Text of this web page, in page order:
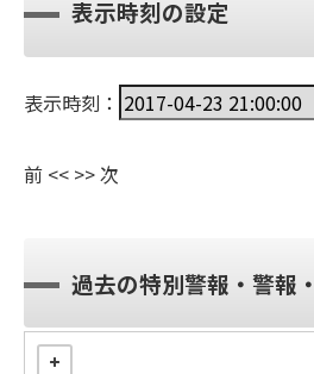
表示時刻の設定
表示時刻：
前 << >>次
過去の特別警報・警報